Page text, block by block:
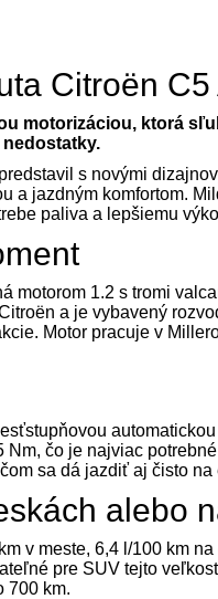
Citroën C5
motorizáciou, ktorá
s novými
a jazdným komfortom.
paliva a lepšiemu
motorom 1.2 s tromi
a je vybavený
Motor pracuje v
čo je najviac
sa dá jazdiť aj čisto na
alebo
v meste, 6,4 l/100 km
pre SUV tejto
700 km.